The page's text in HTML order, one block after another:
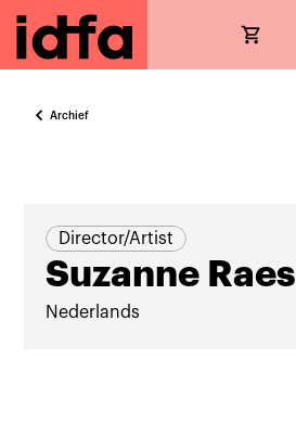
Archief
Director/Artist
Suzanne Raes
Nederlands